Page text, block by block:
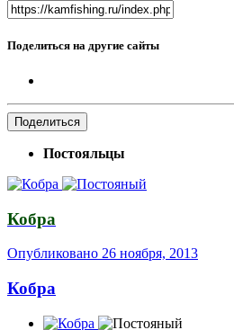
Поделиться на другие сайты
Поделиться
Постояльцы
Кобра
Опубликовано 26 ноября, 2013
Кобра